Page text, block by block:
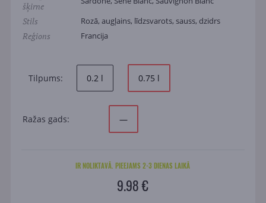
šķirne
Stils Rozā, augļains, līdzsvarots, sauss, dzidrs
Reģions Francija
Tilpums: 0.2 l 0.75 l
Ražas gads: —
IR NOLIKTAVĀ. PIEEJAMS 2-3 DIENAS LAIKĀ
9.98 €